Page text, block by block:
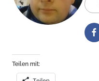
Teilen mit: